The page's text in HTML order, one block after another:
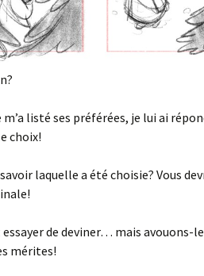
listé ses préférées, je lui ai
choix!
laquelle a été choisie? Vous
essayer de deviner… mais avouons-
mérites!